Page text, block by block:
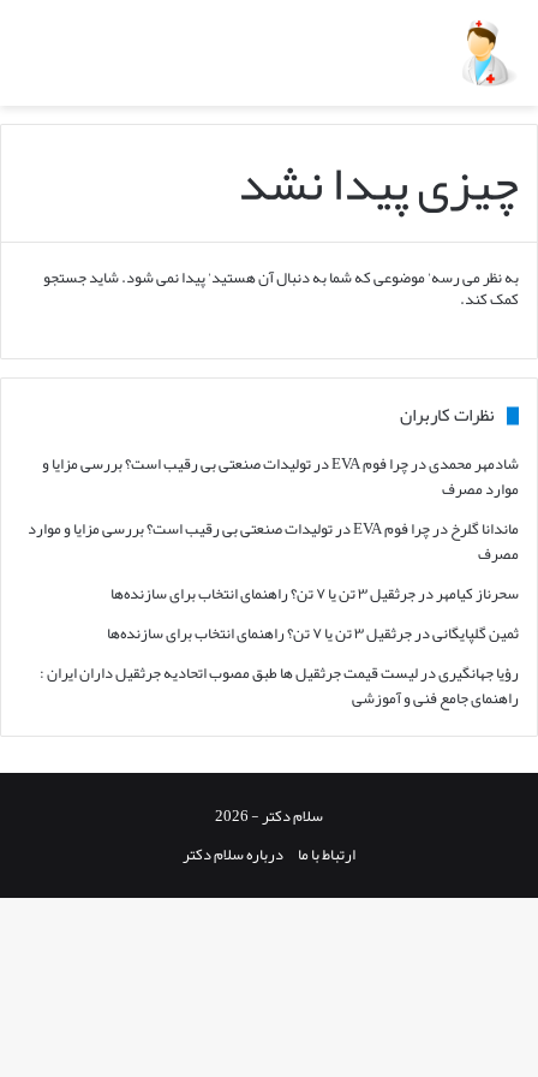
چیزی پیدا نشد
به نظر می رسه’ موضوعی که شما به دنبال آن هستید’ پیدا نمی شود. شاید جستجو
کمک کند.
نظرات کاربران
شادمهر محمدیدر
چرا فوم EVA در تولیدات صنعتی بی رقیب است؟ بررسی مزایا و
موارد مصرف
ماندانا گلرخدر
چرا فوم EVA در تولیدات صنعتی بی رقیب است؟ بررسی مزایا و موارد
مصرف
سحرناز کیامهردرجرثقیل ۳ تن یا ۷ تن؟ راهنمای انتخاب برای سازنده‌ها
ثمین گلپایگانیدرجرثقیل ۳ تن یا ۷ تن؟ راهنمای انتخاب برای سازنده‌ها
رؤیا جهانگیریدرلیست قیمت جرثقیل ها طبق مصوب اتحادیه جرثقیل داران ایران :
راهنمای جامع فنی و آموزشی
سلام دکتر - 2026
ارتباط با ما درباره سلام دکتر